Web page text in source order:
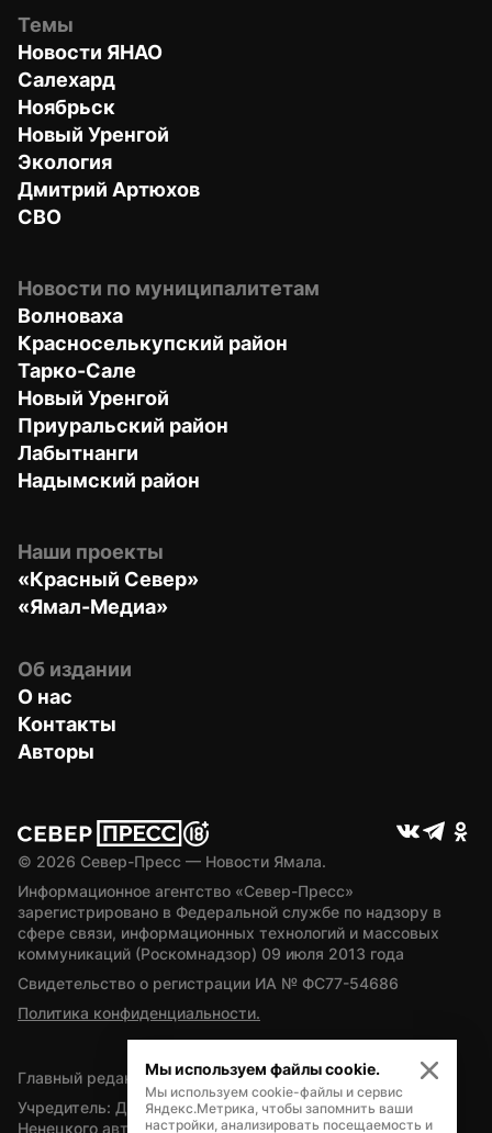
Темы
Новости ЯНАО
Салехард
Ноябрьск
Новый Уренгой
Экология
Дмитрий Артюхов
СВО
Новости по муниципалитетам
Волноваха
Красноселькупский район
Тарко-Сале
Новый Уренгой
Приуральский район
Лабытнанги
Надымский район
Наши проекты
«Красный Север»
«Ямал-Медиа»
Об издании
О нас
Контакты
Авторы
© 2026 Север-Пресс — Новости Ямала.
Информационное агентство «Север-Пресс»
зарегистрировано в Федеральной службе по надзору в
сфере связи, информационных технологий и массовых
коммуникаций (Роскомнадзор) 09 июля 2013 года
Свидетельство о регистрации ИА № ФС77-54686
Политика конфиденциальности.
Главный редактор — А.Л. Поздеев
Учредитель: Департамент внутренней политики Ямало-
Ненецкого автономного округа
Мы используем файлы cookie.
Мы используем cookie-файлы и сервис
Яндекс.Метрика, чтобы запомнить ваши
настройки, анализировать посещаемость и